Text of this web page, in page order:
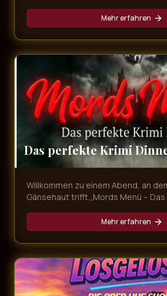
musikalische Zeitreise von den
mitnimmt. Freuen Sie sich auf
Evergreens, emotionale Balladen
von den größten Schlagerstars –
exklusivem Ambiente und begleitet
köstlichen Dinner!
Mehr erfahren
Das perfekte Krimi
Willkommen zu einem Abend, an
Gänsehaut trifft.„Mords Menü –
interaktives Erlebnis voller Intrigen,
überraschender Wendungen.
exquisites Mehr-Gänge-Menü
sich direkt vor Ihren Augen ein
Mehr erfahren